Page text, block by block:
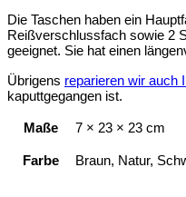
Die Taschen haben ein
Reißverschlussfach sowie 2
geeignet. Sie hat einen
Übrigens reparieren wir auch
kaputtgegangen ist.
Maße 7 × 23 × 23 cm
Farbe Braun, Natur,